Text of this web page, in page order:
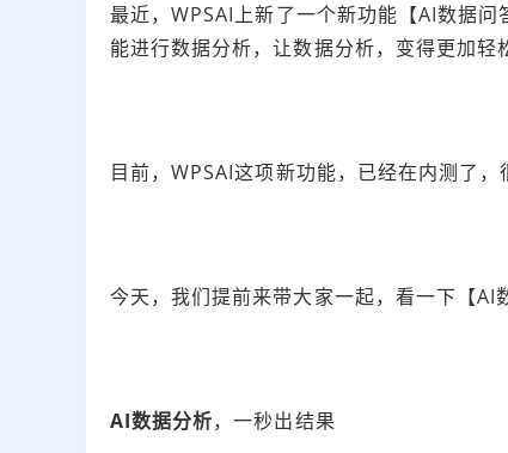
最近，WPSAI上新了一个新功能【AI数据问
能进行数据分析，让数据分析，变得更加轻
目前，WPSAI这项新功能，已经在内测了，
今天，我们提前来带大家一起，看一下【AI
AI数据分析，一秒出结果